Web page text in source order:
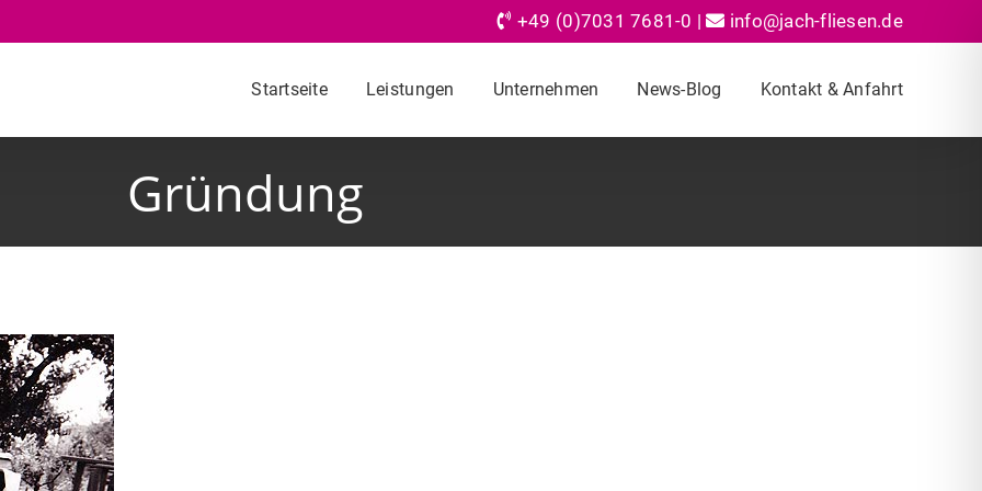
+49 (0)7031 7681-0 | info@jach-fliesen.de
Startseite Leistungen Unternehmen News-Blog Kontakt & Anfahrt
Gründung